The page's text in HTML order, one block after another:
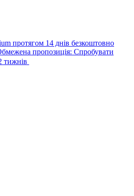
протягом 14 днів безкоштовно
пропозиція: Спробувати
тижнів